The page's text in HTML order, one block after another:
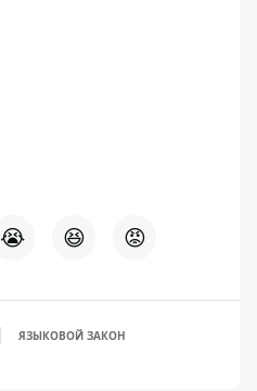
😭 😆 😡
ЯЗЫКОВОЙ ЗАКОН